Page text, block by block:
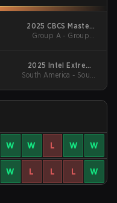
2025 CBCS Masters
Xeque Mate
Group A - Group A
2025 Intel Extreme
Masters Dallas
South America - South
W W L W W
W L L L W